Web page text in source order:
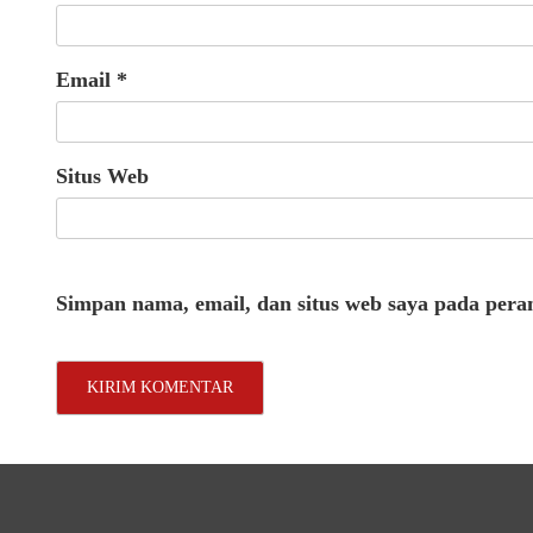
Email *
Situs Web
Simpan nama, email, dan situs web saya pada